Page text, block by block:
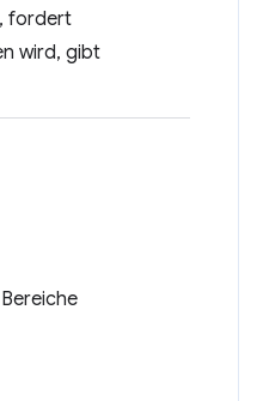
fordert
wird, gibt